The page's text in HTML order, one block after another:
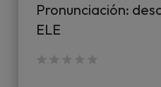
Pronunciación:
ELE